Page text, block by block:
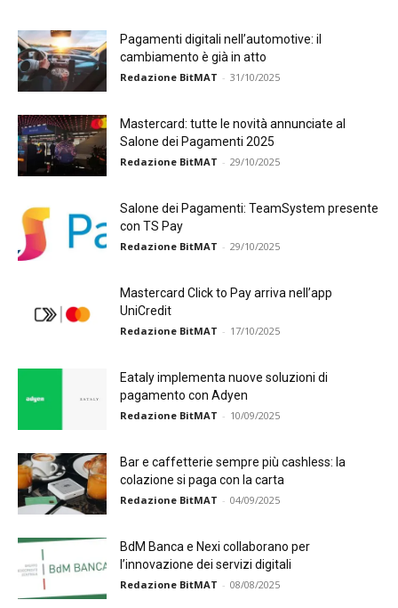
Pagamenti digitali nell’automotive: il
cambiamento è già in atto
Redazione BitMAT - 31/10/2025
Mastercard: tutte le novità annunciate al
Salone dei Pagamenti 2025
Redazione BitMAT - 29/10/2025
Salone dei Pagamenti: TeamSystem presente
con TS Pay
Redazione BitMAT - 29/10/2025
Mastercard Click to Pay arriva nell’app
UniCredit
Redazione BitMAT - 17/10/2025
Eataly implementa nuove soluzioni di
pagamento con Adyen
Redazione BitMAT - 10/09/2025
Bar e caffetterie sempre più cashless: la
colazione si paga con la carta
Redazione BitMAT - 04/09/2025
BdM Banca e Nexi collaborano per
l’innovazione dei servizi digitali
Redazione BitMAT - 08/08/2025